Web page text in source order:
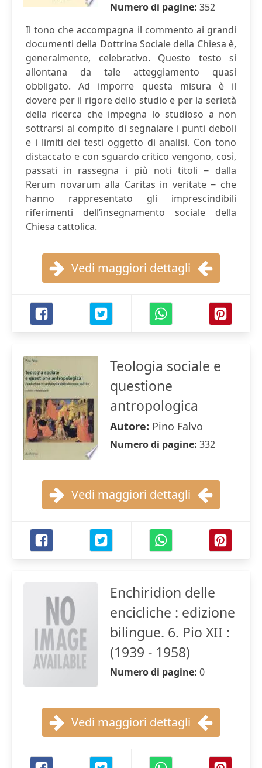
Numero di pagine: 352
Il tono che accompagna il commento ai grandi
documenti della Dottrina Sociale della Chiesa è,
generalmente, celebrativo. Questo testo si
allontana da tale atteggiamento quasi
obbligato. Ad imporre questa misura è il
dovere per il rigore dello studio e per la serietà
della ricerca che impegna lo studioso a non
sottrarsi al compito di segnalare i punti deboli
e i limiti dei testi oggetto di analisi. Con tono
distaccato e con sguardo critico vengono, così,
passati in rassegna i più noti titoli ‒ dalla
Rerum novarum alla Caritas in veritate ‒ che
hanno rappresentato gli imprescindibili
riferimenti dell’insegnamento sociale della
Chiesa cattolica.
Vedi maggiori dettagli
Teologia sociale e
questione
antropologica
Autore: Pino Falvo
Numero di pagine: 332
Vedi maggiori dettagli
Enchiridion delle
encicliche : edizione
bilingue. 6. Pio XII :
(1939 - 1958)
Numero di pagine: 0
Vedi maggiori dettagli